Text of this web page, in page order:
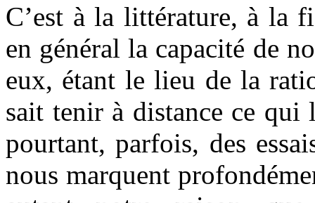
C’est à la littérature, à la
en général la capacité de
eux, étant le lieu de la
sait tenir à distance ce qui
pourtant, parfois, des
nous marquent